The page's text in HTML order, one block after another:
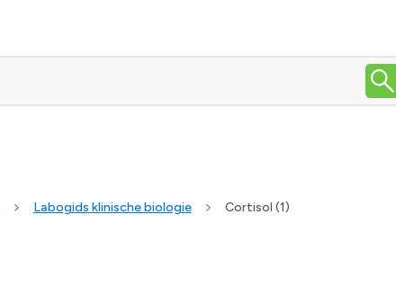
Labogids klinische biologie Cortisol (1)